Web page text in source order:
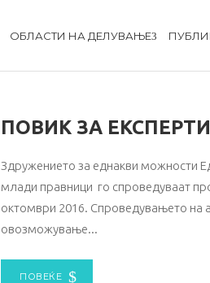
ОБЛАСТИ НА ДЕЛУВАЊЕ
ПОВИК ЗА
Здружението за еднакви можности
млади правници го спроведуваат
октомври 2016. Спроведувањето на
овозможување
ПОВЕЌЕ